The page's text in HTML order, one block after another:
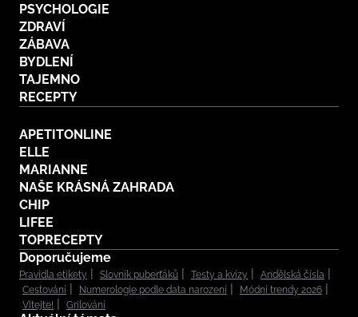
PSYCHOLOGIE
ZDRAVÍ
ZÁBAVA
BYDLENÍ
TAJEMNO
RECEPTY
APETITONLINE
ELLE
MARIANNE
NAŠE KRÁSNÁ ZAHRADA
CHIP
LIFEE
TOPRECEPTY
Doporučujeme
Pravidla etikety Slovník puberťáků Testy a kvízy
Andělská čísla
Cestování
Numerologie podle data narození
Módní trendy 2026
Vítejte!
Grilování